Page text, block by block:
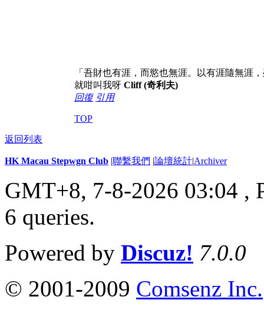
「吾財也有涯，而慾也無涯。以有涯隨無涯
就咁叫我呀 Cliff (奇利夫)
回復 引用
TOP
返回列表
HK Macau Stepwgn Club |聯繫我們 |論壇統計|Archiver
GMT+8, 7-8-2026 03:04 ,
6 queries.
Powered by Discuz! 7.0.0
© 2001-2009 Comsenz Inc.